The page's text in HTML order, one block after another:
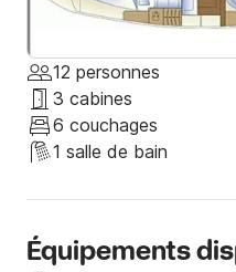
12 personnes
3 cabines
6 couchages
1 salle de bain
Équipements